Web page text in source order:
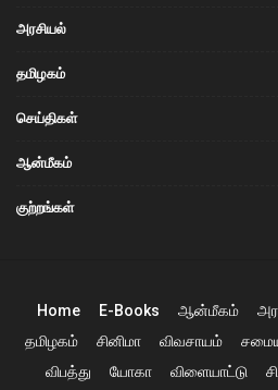
அரசியல்
தமிழகம்
செய்திகள்
ஆன்மீகம்
குற்றங்கள்
Home E-Books ஆன்மீகம்
தமிழகம்
சினிமா விவசாயம்
விபத்து
யோகா விளையாட்டு